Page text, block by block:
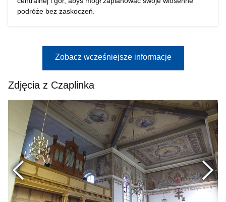
podróże bez zaskoczeń.
Zobacz wcześniejsze informacje
Zdjęcia z Czaplinka
Poprzednie